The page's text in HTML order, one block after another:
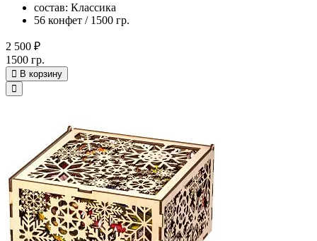
состав: Классика
56 конфет / 1500 гр.
2 500 ₽
1500 гр.
В корзину